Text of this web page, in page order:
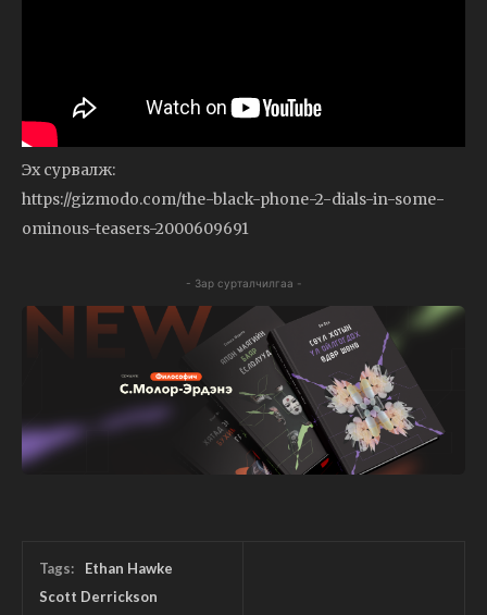
Эх сурвалж:
https://gizmodo.com/the-black-phone-2-dials-in-some-
ominous-teasers-2000609691
- Зар сурталчилгаа -
Tags:
Ethan Hawke
Scott Derrickson